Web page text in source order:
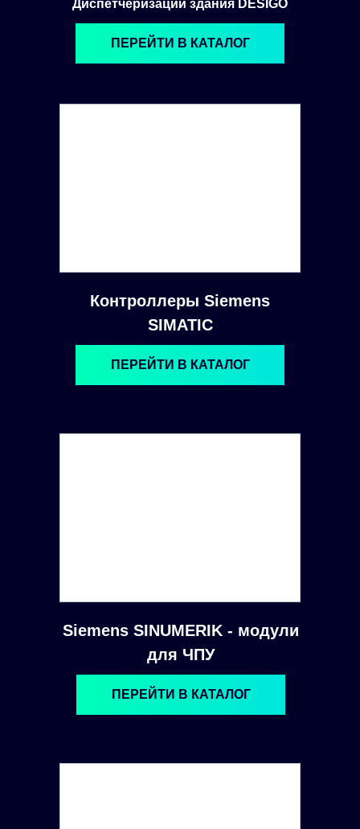
Диспетчеризации здания DESIGO
Контроллеры Siemens
SIMATIC
Siemens SINUMERIK - модули
для ЧПУ
ПЕРЕЙТИ В КАТАЛОГ
ПЕРЕЙТИ В КАТАЛОГ
ПЕРЕЙТИ В КАТАЛОГ